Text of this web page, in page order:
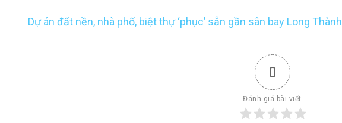
Dự án đất nền, nhà phố, biệt thự ‘phục’ sẵn gần sân bay Long Thành
0
Đánh giá bài viết